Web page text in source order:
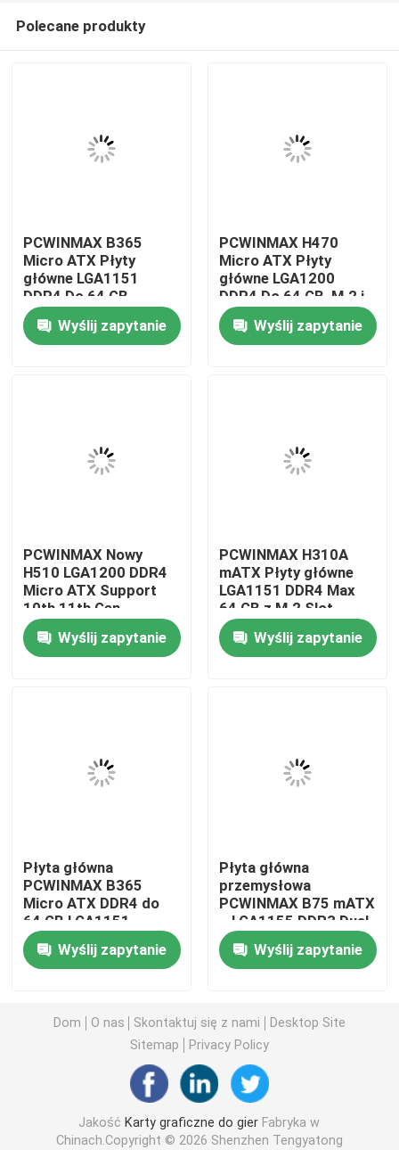
Dom
Produkty
Filmy
Wycieczka po fabryce
Skontaktuj się z nami
Poprosić o wycenę
Płyta główna Intel do komputera
Karta graficzna z wieloma wyświetlaczami
Karta graficzna MXM
Pamięć RAM do komputerów stacjonarnych
Płyta ITX
Polecane produkty
PCWINMAX B365
Micro ATX Płyty
główne LGA1151
DDR4 Do 64 GB
Wspiera 8th & 9th Gen
i3/i5/i7 procesory
Wspierają hurtowo
Wyślij zapytanie
PCWINMAX H470
Micro ATX Płyty
główne LGA1200
DDR4 Do 64 GB, M.2 i
PCIe 3.0, Wspiera
procesory Intel 10th &
11th Gen
Wyślij zapytanie
PCWINMAX Nowy
H510 LGA1200 DDR4
Micro ATX Support
10th 11th Gen
Procesory OEM ODM
Custom Logo
Wholesale
Wyślij zapytanie
PCWINMAX H310A
mATX Płyty główne
LGA1151 DDR4 Max
64 GB z M.2 Slot
Support Core i3 i5 i7
6-9th Gen OEM ODM
Wyślij zapytanie
Płyta główna
PCWINMAX B365
Micro ATX DDR4 do
64 GB LGA1151
Obsługuje procesory
i3/i5/i7 8. i 9. generacji
Wyślij zapytanie
Płyta główna
przemysłowa
PCWINMAX B75 mATX
– LGA1155 DDR3 Dual
Channel do 16 GB z
SATA 3.0, M.2, VGA,
HD i LPT
Wyślij zapytanie
Dom O nas Skontaktuj się z nami
Desktop Site
Sitemap
Privacy Policy
Jakość Karty graficzne do gier Fabryka w
Chinach.Copyright © 2026 Shenzhen Tengyatong